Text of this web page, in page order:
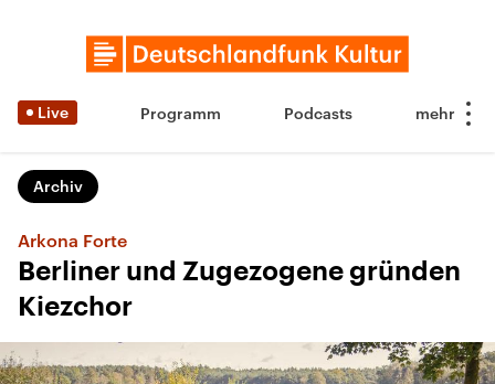
Live Programm Podcasts
Archiv
Arkona Forte
Berliner und Zugezogene gründen
Kiezchor